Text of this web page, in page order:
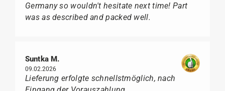
Germany so wouldn't hesitate next time! Part
was as described and packed well.
Suntka M.
09.02.2026
Lieferung erfolgte schnellstmöglich, nach